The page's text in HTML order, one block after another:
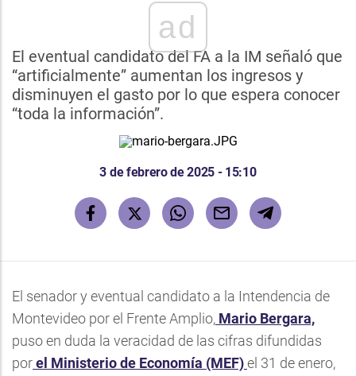
ad
El eventual candidato del FA a la IM señaló que
“artificialmente” aumentan los ingresos y
disminuyen el gasto por lo que espera conocer
“toda la información”.
3 de febrero de 2025 - 15:10
El senador y eventual candidato a la Intendencia de
Montevideo por el Frente Amplio, Mario Bergara,
puso en duda la veracidad de las cifras difundidas
porel Ministerio de Economía (MEF)el 31 de enero,